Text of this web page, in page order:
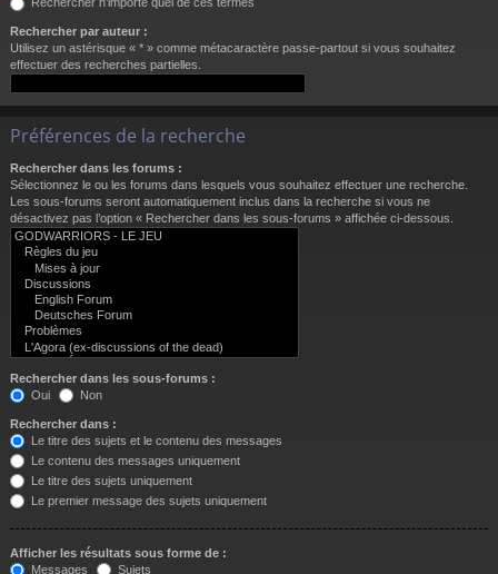
Rechercher par auteur :
Utilisez un astérisque « * » comme métacaractère passe-partout si vous souhaitez
effectuer des recherches partielles.
Préférences de la recherche
Rechercher dans les forums :
Sélectionnez le ou les forums dans lesquels vous souhaitez effectuer une recherche.
Les sous-forums seront automatiquement inclus dans la recherche si vous ne
désactivez pas l’option « Rechercher dans les sous-forums » affichée ci-dessous.
Rechercher dans les sous-forums :
Oui
Non
Rechercher dans :
Le titre des sujets et le contenu des messages
Le contenu des messages uniquement
Le titre des sujets uniquement
Le premier message des sujets uniquement
Afficher les résultats sous forme de :
Messages
Sujets